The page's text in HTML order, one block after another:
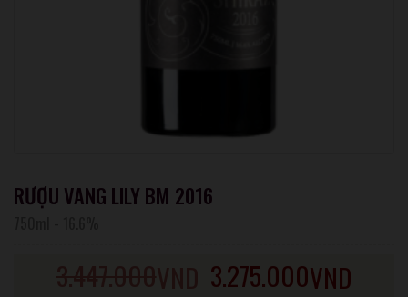
RƯỢU VANG LILY BM 2016
3.275.000VND